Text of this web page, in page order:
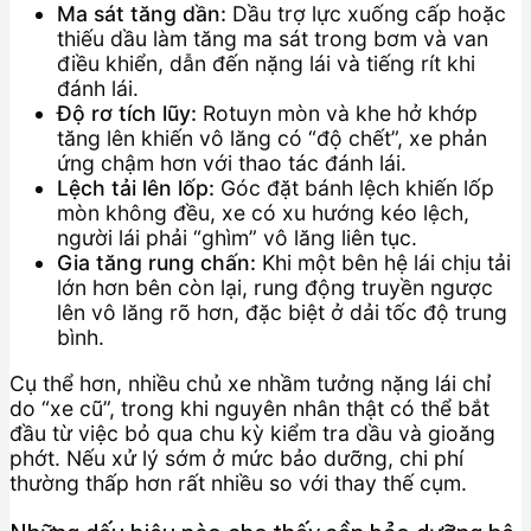
Ma sát tăng dần: Dầu trợ lực xuống cấp hoặc
thiếu dầu làm tăng ma sát trong bơm và van
điều khiển, dẫn đến nặng lái và tiếng rít khi
đánh lái.
Độ rơ tích lũy: Rotuyn mòn và khe hở khớp
tăng lên khiến vô lăng có “độ chết”, xe phản
ứng chậm hơn với thao tác đánh lái.
Lệch tải lên lốp: Góc đặt bánh lệch khiến lốp
mòn không đều, xe có xu hướng kéo lệch,
người lái phải “ghìm” vô lăng liên tục.
Gia tăng rung chấn: Khi một bên hệ lái chịu tải
lớn hơn bên còn lại, rung động truyền ngược
lên vô lăng rõ hơn, đặc biệt ở dải tốc độ trung
bình.
Cụ thể hơn, nhiều chủ xe nhầm tưởng nặng lái chỉ
do “xe cũ”, trong khi nguyên nhân thật có thể bắt
đầu từ việc bỏ qua chu kỳ kiểm tra dầu và gioăng
phớt. Nếu xử lý sớm ở mức bảo dưỡng, chi phí
thường thấp hơn rất nhiều so với thay thế cụm.